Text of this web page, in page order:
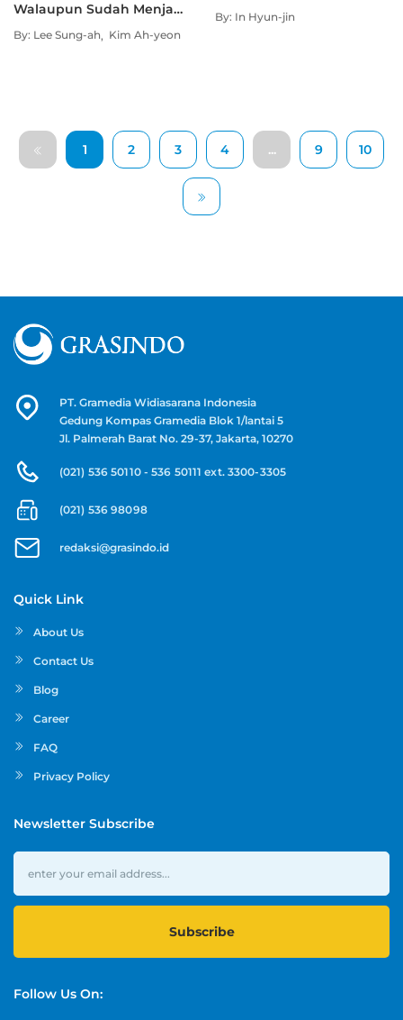
Walaupun Sudah Menjadi
Orang Tua : NOT LOSING
MYSELF IN MOTHERHOOD
By: Lee Sung-ah Kim Ah-yeon
By: In Hyun-jin
1 2 3 4 ... 9 10
PT. Gramedia Widiasarana Indonesia
Gedung Kompas Gramedia Blok 1/lantai 5
Jl. Palmerah Barat No. 29-37, Jakarta, 10270
(021) 536 50110 - 536 50111 ext. 3300-3305
(021) 536 98098
redaksi@grasindo.id
Quick Link
About Us
Contact Us
Blog
Career
FAQ
Privacy Policy
Newsletter Subscribe
Subscribe
Follow Us On: